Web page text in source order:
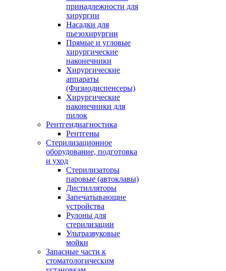
принадлежности для
хирургии
Насадки для
пьезохирургии
Прямые и угловые
хирургические
наконечники
Хирургические
аппараты
(Физиодиспенсеры)
Хирургические
наконечники для
пилок
Рентгендиагностика
Рентгены
Стерилизационное
оборудование, подготовка
и уход
Стерилизаторы
паровые (автоклавы)
Дистилляторы
Запечатывающие
устройства
Рулоны для
стерилизации
Ультразвуковые
мойки
Запасные части к
стоматологическим